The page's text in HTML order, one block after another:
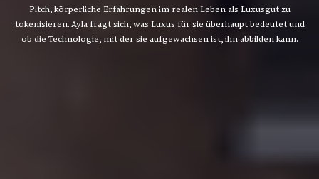
Pitch, körperliche Erfahrungen im realen Leben als Luxusgut zu
tokenisieren. Ayla fragt sich, was Luxus für sie überhaupt bedeutet und
ob die Technologie, mit der sie aufgewachsen ist, ihn abbilden kann.